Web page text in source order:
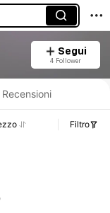
Segui
4 Follower
Recensioni
Filtro